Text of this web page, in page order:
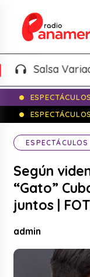
Salsa Variada |
ESPECTÁCULOS
ESPECTÁCULOS
ESPECTÁCULOS
Según
“Gato”
juntos |
admin